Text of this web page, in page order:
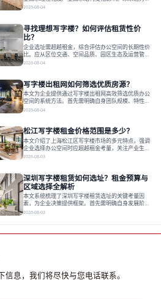
域集中在产业集聚、交利及城市更新地带，如高新区
运营方通过空间优化与社群服务，助力企业成长，推
动市场向多元化、高性价比方向发展。近年来，西安
写字楼市场呈现出租金持续调整的态势，这一现象引
发了的广泛关注。作为西部重要
2026-08-04
寻找理想写字楼？如何评估租赁性价
比？
企业选址需超越租金，综合评估办公空间的长期性价
比。应从区位交通、空间品质、园区生态及运营管理
四个核心维度权衡财务支出与长期价值回报。理想的
衡。对于许多正在成长或寻求稳定发展的企业而言，
寻找一处合适的办公空间是一项至关重要的决策。这
不仅关系到团队的日常工作效率与协作氛围，更直接
影响着企业的品牌形象、运营成本
2026-08-04
写字楼出租网如何筛选优质房源？
本文为企业提供通过写字楼出租网高效筛选优质办公
空间的系统方法。首先需明确自身团队规模、特性、
预算等核心需求。线上筛选时，应深入解读房源参
背景与持续服务能力。完成线上初选后，必须进行线
下实地验证，核对空间实景、测试设施、感受园区氛
围并确认合同条款，从而做出精确决策。在数字化时
代，写字楼出租网已成为企业寻找
2026-08-04
松江写字楼租金价格范围是多少？
本文介绍了上海松江区写字楼市场的多元特点，强调
企业选择办公空间时应超越租金考量，关注产业生态
与综合服务。文章分析了市场概况、影响空间价值的
建服务生态助力企业成长，建议企业系统评估需求与
长期价值，选择匹配的发展载体。对于许多寻求在上
海松江区设立或扩展办公空间的企业而言，了解该区
域的写字楼市场概况是决策的首先
2026-08-03
深圳写字楼租赁如何选址？租金预算与
区域选择全解析
本文系统梳理了深圳写字楼租赁选址的关键考量因
素，为企业决策提供框架。首先需明确自身发展阶
段、团队规模和文化特质等核心需求。深圳多中心商
业园注重生态与社群，适合文创、科技类企业。评估
2026-08-03
信息，我们将尽快与您电话联系。